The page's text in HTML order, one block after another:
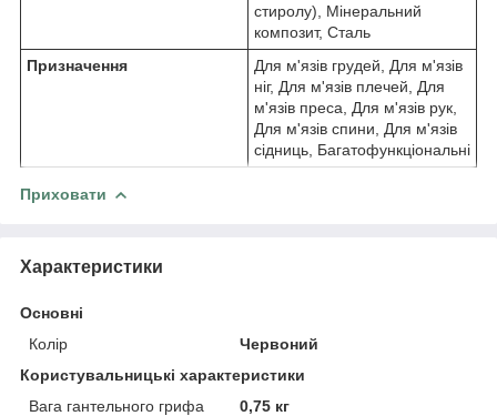
стиролу), Мінеральний
композит, Сталь
Призначення
Для м'язів грудей, Для м'язів
ніг, Для м'язів плечей, Для
м'язів преса, Для м'язів рук,
Для м'язів спини, Для м'язів
сідниць, Багатофункціональні
Приховати
Характеристики
Основні
Колір
Червоний
Користувальницькі характеристики
Вага гантельного грифа
0,75 кг